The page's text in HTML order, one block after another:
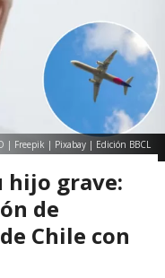
| Freepik | Pixabay | Edición BBCL
hijo grave:
de
Chile con